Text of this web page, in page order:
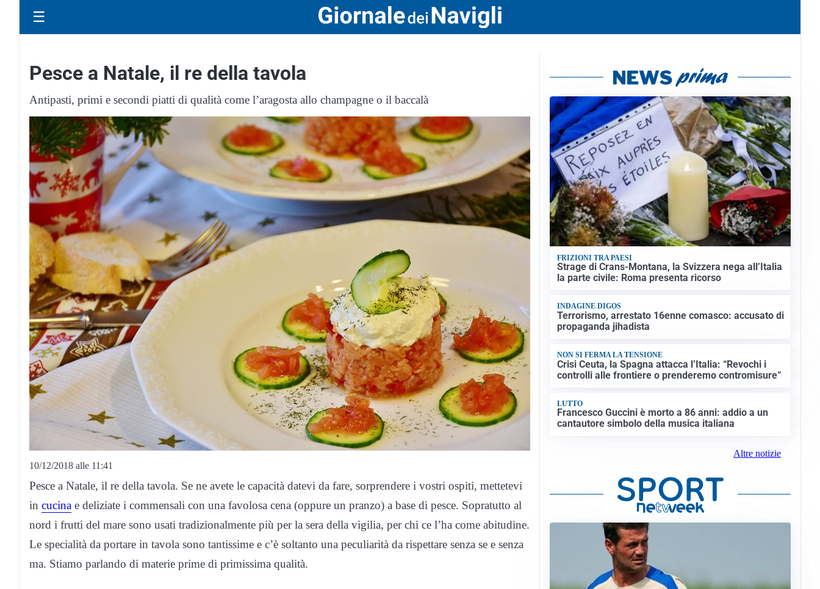
☰
Pesce a Natale, il re della tavola
Antipasti, primi e secondi piatti di qualità come l’aragosta allo champagne o il baccalà
10/12/2018 alle 11:41
Pesce a Natale, il re della tavola. Se ne avete le capacità datevi da fare, sorprendere i vostri ospiti, mettetevi
in cucina e deliziate i commensali con una favolosa cena (oppure un pranzo) a base di pesce. Sopratutto al
nord i frutti del mare sono usati tradizionalmente più per la sera della vigilia, per chi ce l’ha come abitudine.
Le specialità da portare in tavola sono tantissime e c’è soltanto una peculiarità da rispettare senza se e senza
ma. Stiamo parlando di materie prime di primissima qualità.
FRIZIONI TRA PAESI
Strage di Crans-Montana, la Svizzera nega all’Italia
la parte civile: Roma presenta ricorso
INDAGINE DIGOS
Terrorismo, arrestato 16enne comasco: accusato di
propaganda jihadista
NON SI FERMA LA TENSIONE
Crisi Ceuta, la Spagna attacca l’Italia: “Revochi i
controlli alle frontiere o prenderemo contromisure”
LUTTO
Francesco Guccini è morto a 86 anni: addio a un
cantautore simbolo della musica italiana
Altre notizie